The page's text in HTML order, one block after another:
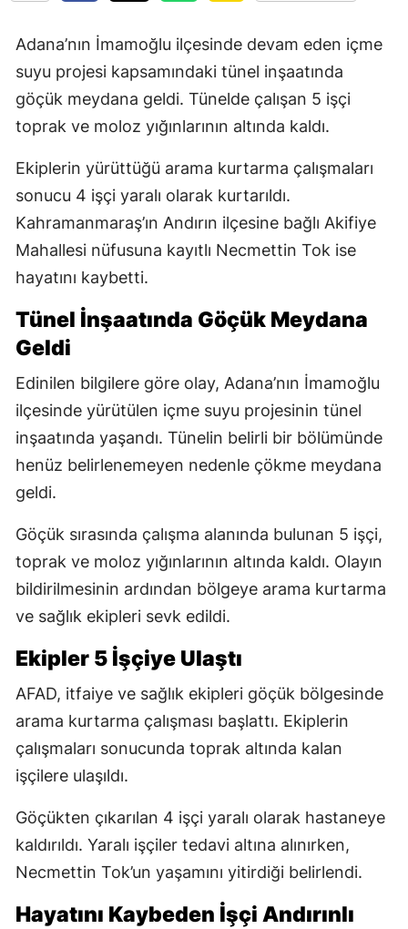
Adana’nın İmamoğlu ilçesinde devam eden içme
suyu projesi kapsamındaki tünel inşaatında
göçük meydana geldi. Tünelde çalışan 5 işçi
toprak ve moloz yığınlarının altında kaldı.
Ekiplerin yürüttüğü arama kurtarma çalışmaları
sonucu 4 işçi yaralı olarak kurtarıldı.
Kahramanmaraş’ın Andırın ilçesine bağlı Akifiye
Mahallesi nüfusuna kayıtlı Necmettin Tok ise
hayatını kaybetti.
Tünel İnşaatında Göçük Meydana
Geldi
Edinilen bilgilere göre olay, Adana’nın İmamoğlu
ilçesinde yürütülen içme suyu projesinin tünel
inşaatında yaşandı. Tünelin belirli bir bölümünde
henüz belirlenemeyen nedenle çökme meydana
geldi.
Göçük sırasında çalışma alanında bulunan 5 işçi,
toprak ve moloz yığınlarının altında kaldı. Olayın
bildirilmesinin ardından bölgeye arama kurtarma
ve sağlık ekipleri sevk edildi.
Ekipler 5 İşçiye Ulaştı
AFAD, itfaiye ve sağlık ekipleri göçük bölgesinde
arama kurtarma çalışması başlattı. Ekiplerin
çalışmaları sonucunda toprak altında kalan
işçilere ulaşıldı.
Göçükten çıkarılan 4 işçi yaralı olarak hastaneye
kaldırıldı. Yaralı işçiler tedavi altına alınırken,
Necmettin Tok’un yaşamını yitirdiği belirlendi.
Hayatını Kaybeden İşçi Andırınlı